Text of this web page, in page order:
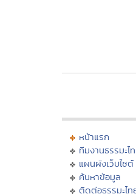
หน้าแรก
ทีมงานธรรมะไ
แผนผังเว็บไซต์
ค้นหาข้อมูล
ติดต่อธรรมะไท